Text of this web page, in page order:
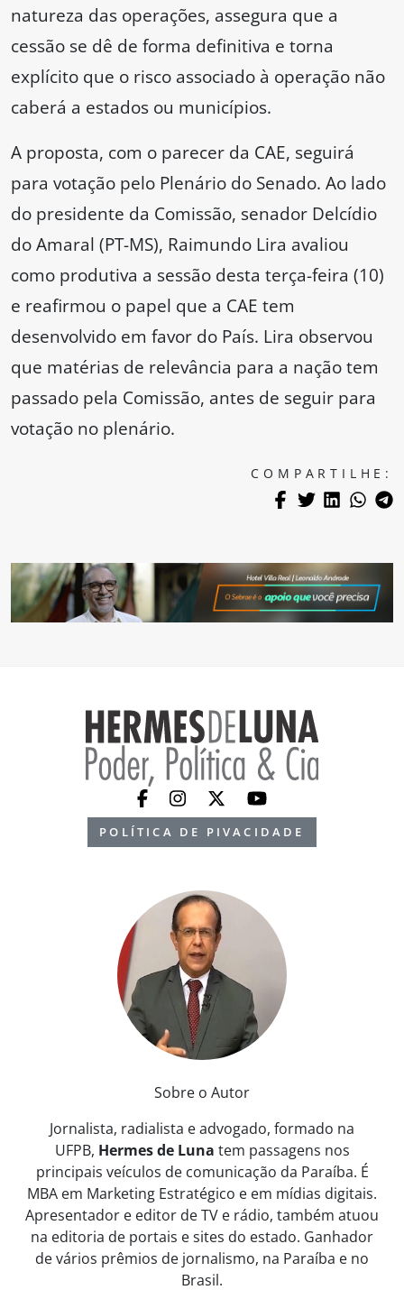
natureza das operações, assegura que a
cessão se dê de forma definitiva e torna
explícito que o risco associado à operação não
caberá a estados ou municípios.
A proposta, com o parecer da CAE, seguirá
para votação pelo Plenário do Senado. Ao lado
do presidente da Comissão, senador Delcídio
do Amaral (PT-MS), Raimundo Lira avaliou
como produtiva a sessão desta terça-feira (10)
e reafirmou o papel que a CAE tem
desenvolvido em favor do País. Lira observou
que matérias de relevância para a nação tem
passado pela Comissão, antes de seguir para
votação no plenário.
COMPARTILHE:
POLÍTICA DE PIVACIDADE
Sobre o Autor
Jornalista, radialista e advogado, formado na
UFPB, Hermes de Luna tem passagens nos
principais veículos de comunicação da Paraíba. É
MBA em Marketing Estratégico e em mídias digitais.
Apresentador e editor de TV e rádio, também atuou
na editoria de portais e sites do estado. Ganhador
de vários prêmios de jornalismo, na Paraíba e no
Brasil.